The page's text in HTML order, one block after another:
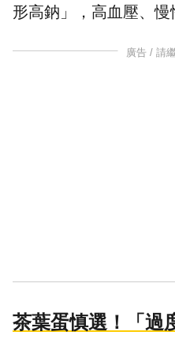
形高鈉」，高血壓、慢
廣告 / 請
茶葉蛋慎選！「過